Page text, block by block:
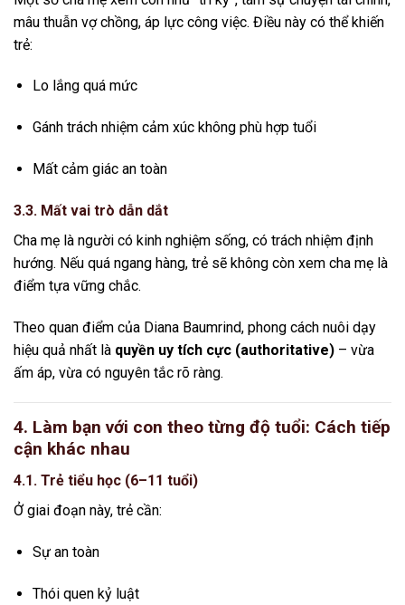
mâu thuẫn vợ chồng, áp lực công việc. Điều này có thể khiến
trẻ:
Lo lắng quá mức
Gánh trách nhiệm cảm xúc không phù hợp tuổi
Mất cảm giác an toàn
3.3. Mất vai trò dẫn dắt
Cha mẹ là người có kinh nghiệm sống, có trách nhiệm định
hướng. Nếu quá ngang hàng, trẻ sẽ không còn xem cha mẹ là
điểm tựa vững chắc.
Theo quan điểm của Diana Baumrind, phong cách nuôi dạy
hiệu quả nhất là quyền uy tích cực (authoritative) – vừa
ấm áp, vừa có nguyên tắc rõ ràng.
4. Làm bạn với con theo từng độ tuổi: Cách tiếp
cận khác nhau
4.1. Trẻ tiểu học (6–11 tuổi)
Ở giai đoạn này, trẻ cần:
Sự an toàn
Thói quen kỷ luật